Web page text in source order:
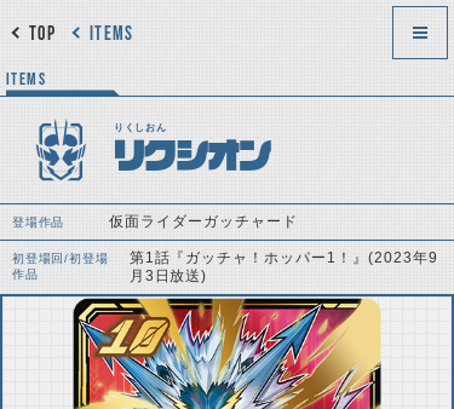
ITEMS
TOP
ITEMS
りくしおん
リクシオン
登場作品 仮面ライダーガッチャード
初登場回/初登場
作品
第1話『ガッチャ！ホッパー1！』(2023年9
月3日放送)